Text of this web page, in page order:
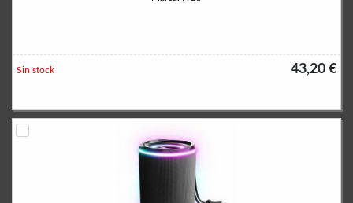
43,20 €
Sin stock